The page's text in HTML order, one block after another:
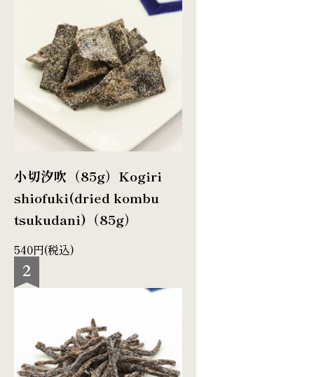
小切汐吹（85g） Kogiri
shiofuki(dried kombu
tsukudani)（85g）
540円(税込)